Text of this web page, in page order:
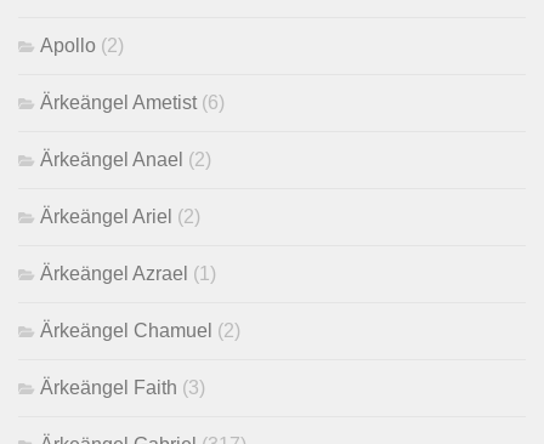
Apollo (2)
Ärkeängel Ametist (6)
Ärkeängel Anael (2)
Ärkeängel Ariel (2)
Ärkeängel Azrael (1)
Ärkeängel Chamuel (2)
Ärkeängel Faith (3)